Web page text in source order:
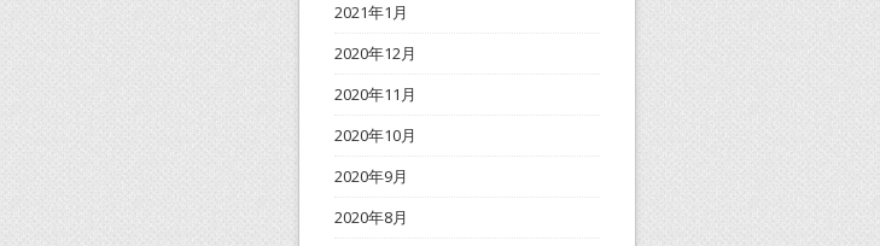
2021年1月
2020年12月
2020年11月
2020年10月
2020年9月
2020年8月